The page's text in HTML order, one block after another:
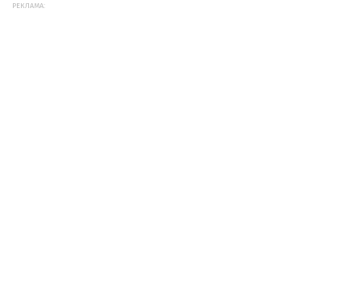
РЕКЛАМА: